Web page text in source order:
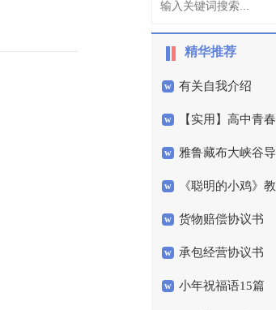
精华推荐
有关自我介绍
【实用】高中青春
的作文集合八篇
雅鲁藏布大峡谷导
游词《聪明的小鸡》教
案 货物赔偿协议书
承包经营协议书
小年祝福语15篇